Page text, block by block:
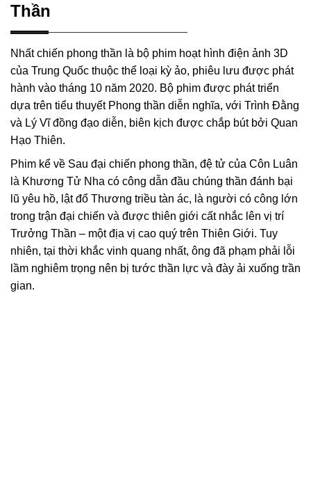
Thần
Nhất chiến phong thần là bộ phim hoạt hình điện ảnh 3D
của Trung Quốc thuộc thể loại kỳ ảo, phiêu lưu được phát
hành vào tháng 10 năm 2020. Bộ phim được phát triển
dựa trên tiểu thuyết Phong thần diễn nghĩa, với Trình Đằng
và Lý Vĩ đồng đạo diễn, biên kịch được chắp bút bởi Quan
Hạo Thiên.
Phim kể về Sau đại chiến phong thần, đệ tử của Côn Luân
là Khương Tử Nha có công dẫn đầu chúng thần đánh bại
lũ yêu hồ, lật đổ Thương triều tàn ác, là người có công lớn
trong trận đại chiến và được thiên giới cất nhắc lên vị trí
Trưởng Thần – một địa vị cao quý trên Thiên Giới. Tuy
nhiên, tại thời khắc vinh quang nhất, ông đã phạm phải lỗi
lầm nghiêm trọng nên bị tước thần lực và đày ải xuống trần
gian.